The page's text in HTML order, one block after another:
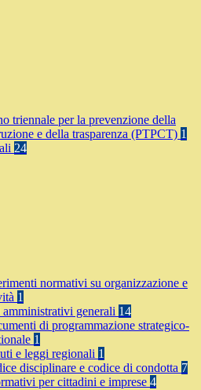
triennale per la prevenzione della
e della trasparenza (PTPCT) 1
24
normativi su organizzazione e
1
generali 14
di programmazione strategico-
1
e leggi regionali 1
disciplinare e codice di condotta 7
per cittadini e imprese 4